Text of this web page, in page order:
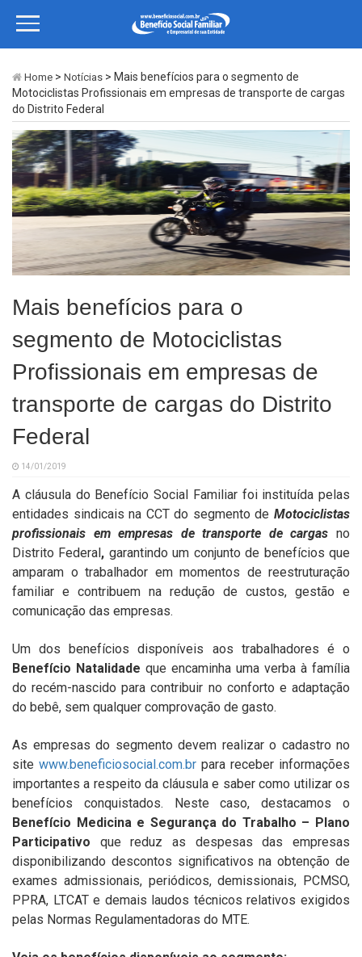
Home > Notícias > Mais benefícios para o segmento de
Motociclistas Profissionais em empresas de transporte de cargas
do Distrito Federal
Mais benefícios para o
segmento de Motociclistas
Profissionais em empresas de
transporte de cargas do Distrito
Federal
14/01/2019
A cláusula do Benefício Social Familiar foi instituída pelas
entidades sindicais na CCT do segmento de Motociclistas
profissionais em empresas de transporte de cargas no
Distrito Federal, garantindo um conjunto de benefícios que
amparam o trabalhador em momentos de reestruturação
familiar e contribuem na redução de custos, gestão e
comunicação das empresas.
Um dos benefícios disponíveis aos trabalhadores é o
Benefício Natalidade que encaminha uma verba à família
do recém-nascido para contribuir no conforto e adaptação
do bebê, sem qualquer comprovação de gasto.
As empresas do segmento devem realizar o cadastro no
site www.beneficiosocial.com.br para receber informações
importantes a respeito da cláusula e saber como utilizar os
benefícios conquistados. Neste caso, destacamos o
Benefício Medicina e Segurança do Trabalho – Plano
Participativo que reduz as despesas das empresas
disponibilizando descontos significativos na obtenção de
exames admissionais, periódicos, demissionais, PCMSO,
PPRA, LTCAT e demais laudos técnicos relativos exigidos
pelas Normas Regulamentadoras do MTE.